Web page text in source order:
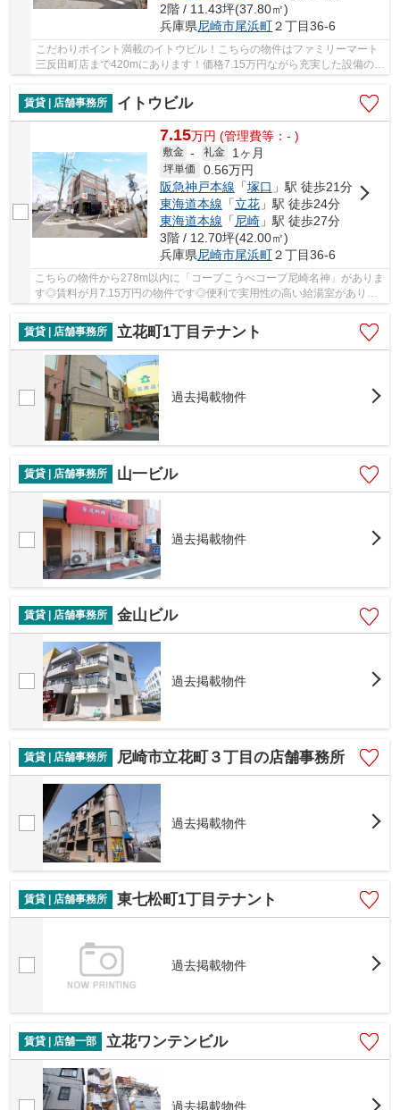
2階 / 11.43坪(37.80㎡)
兵庫県尼崎市尾浜町２丁目36-6
こだわりポイント満載のイトウビル！こちらの物件はファミリーマート
三反田町店まで420mにあります！価格7.15万円ながら充実した設備のこ
賃貸 | 店舗事務所
イトウビル
7.15万円 (管理費等：- )
敷金 - 礼金 1ヶ月
坪単価 0.56万円
阪急神戸本線 「塚口 」駅 徒歩21分
東海道本線 「立花」駅 徒歩24分
東海道本線 「 尼崎」駅 徒歩27分
3階 / 12.70坪(42.00㎡)
兵庫県尼崎市尾浜町２丁目36-6
こちらの物件から278m以内に「コープこうべコープ尼崎名神」がありま
す◎賃料が月7.15万円の物件です◎便利で実用性の高い給湯室がありま
す◎オフィスとしてもご利用いただける物件です(^_^)
賃貸 | 店舗事務所
立花町1丁目テナント
過去掲載物件
賃貸 | 店舗事務所 山一ビル
過去掲載物件
賃貸 | 店舗事務所 金山ビル
過去掲載物件
賃貸 | 店舗事務所 尼崎市立花町３丁目の店舗事務所
過去掲載物件
賃貸 | 店舗事務所 東七松町1丁目テナント
過去掲載物件
賃貸 | 店舗一部 立花ワンテンビル
過去掲載物件